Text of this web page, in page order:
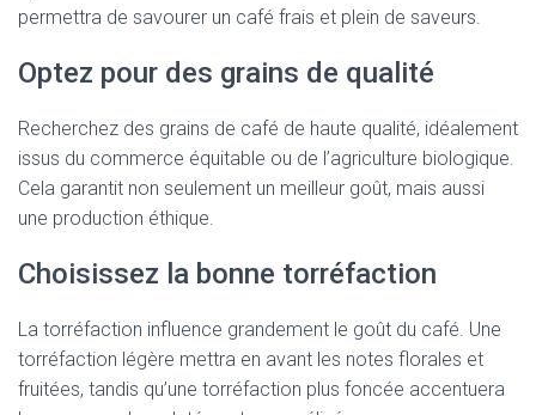
permettra de savourer un café frais et plein de saveurs.
Optez pour des grains de qualité
Recherchez des grains de café de haute qualité, idéalement
issus du commerce équitable ou de l’agriculture biologique.
Cela garantit non seulement un meilleur goût, mais aussi
une production éthique.
Choisissez la bonne torréfaction
La torréfaction influence grandement le goût du café. Une
torréfaction légère mettra en avant les notes florales et
fruitées, tandis qu’une torréfaction plus foncée accentuera